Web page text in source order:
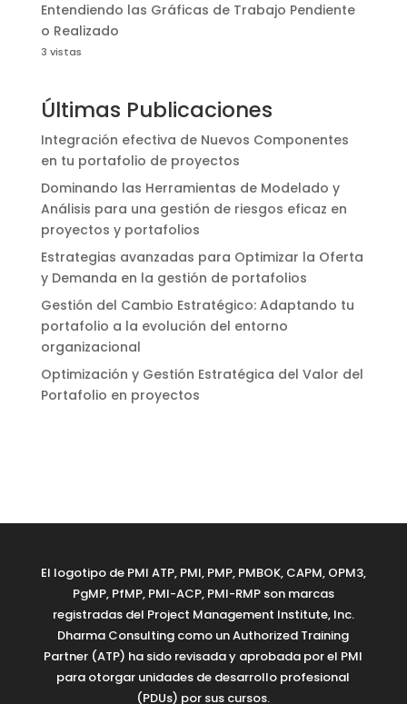
Entendiendo las Gráficas de Trabajo Pendiente
o Realizado
3 vistas
Últimas Publicaciones
Integración efectiva de Nuevos Componentes
en tu portafolio de proyectos
Dominando las Herramientas de Modelado y
Análisis para una gestión de riesgos eficaz en
proyectos y portafolios
Estrategias avanzadas para Optimizar la Oferta
y Demanda en la gestión de portafolios
Gestión del Cambio Estratégico: Adaptando tu
portafolio a la evolución del entorno
organizacional
Optimización y Gestión Estratégica del Valor del
Portafolio en proyectos
El logotipo de PMI ATP, PMI, PMP, PMBOK, CAPM, OPM3,
PgMP, PfMP, PMI-ACP, PMI-RMP son marcas
registradas del Project Management Institute, Inc.
Dharma Consulting como un Authorized Training
Partner (ATP) ha sido revisada y aprobada por el PMI
para otorgar unidades de desarrollo profesional
(PDUs) por sus cursos.